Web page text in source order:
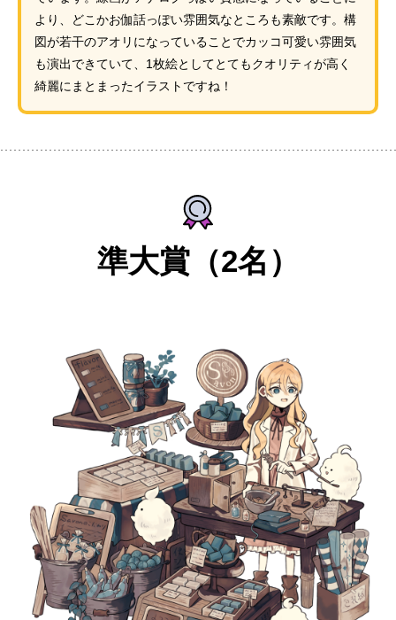
より、どこかお伽話っぽい雰囲気なところも素敵です。構
図が若干のアオリになっていることでカッコ可愛い雰囲気
も演出できていて、1枚絵としてとてもクオリティが高く
綺麗にまとまったイラストですね！
準大賞（2名）